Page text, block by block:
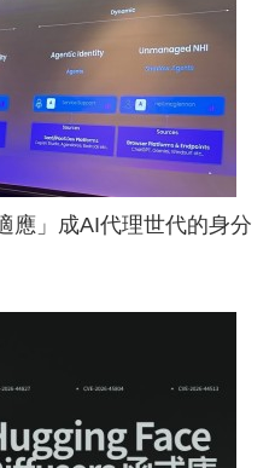
應」成AI代理世代的身分